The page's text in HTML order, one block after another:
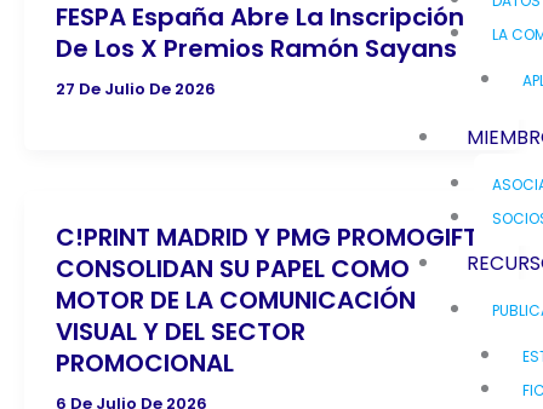
LA
FESPA España Abre La Inscripción
De Los X Premios Ramón Sayans
27 De Julio De 2026
C!PRINT MADRID Y PMG PROMOGIFT
CONSOLIDAN SU PAPEL COMO
MOTOR DE LA COMUNICACIÓN
VISUAL Y DEL SECTOR
PROMOCIONAL
6 De Julio De 2026